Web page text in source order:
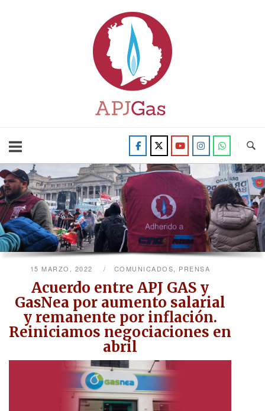
15 MARZO, 2022 COMUNICADOS, PRENSA
Acuerdo entre APJ GAS y
GasNea por aumento salarial
y remanente por inflación.
Reiniciamos negociaciones en
abril